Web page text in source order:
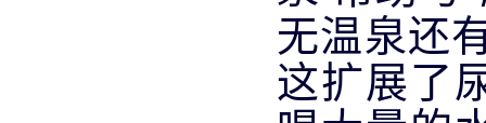
无温泉还
这扩展了